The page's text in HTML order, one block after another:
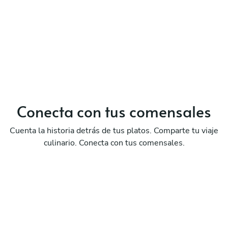
Conecta con tus comensales
Cuenta la historia detrás de tus platos. Comparte tu viaje
culinario. Conecta con tus comensales.